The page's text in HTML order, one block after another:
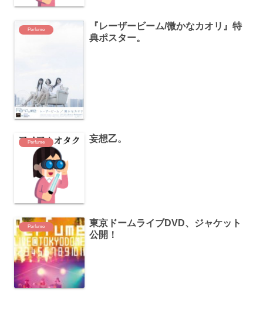
Perfume
『レーザービーム/微かなカオリ』特
典ポスター。
Perfume 妄想乙。
Perfume
東京ドームライブDVD、ジャケット
公開！